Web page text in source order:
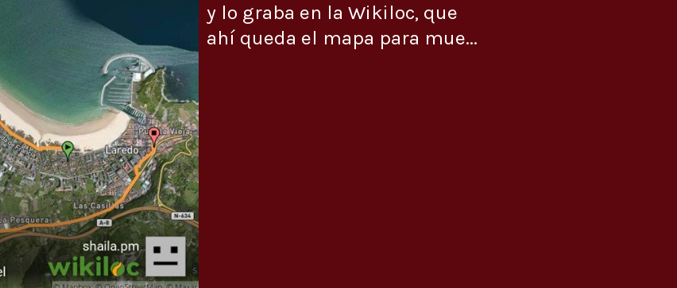
y lo graba en la Wikiloc, que
ahí queda el mapa para mue...